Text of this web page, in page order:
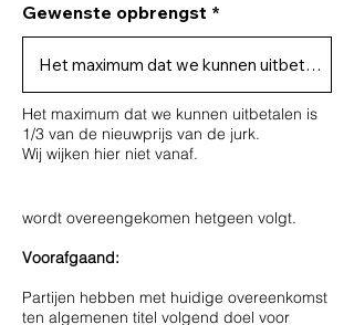
Gewenste opbrengst
Het maximum dat we kunnen uitbetalen is
1/3 van de nieuwprijs van de jurk.
Wij wijken hier niet vanaf.
wordt overeengekomen hetgeen volgt.
Voorafgaand:
Partijen hebben met huidige overeenkomst
ten algemenen titel volgend doel voor